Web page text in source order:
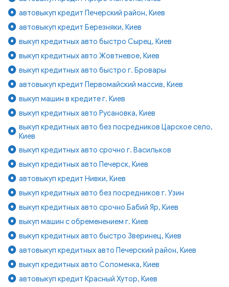
автовыкуп кредит Печерский район, Киев
автовыкуп кредит Березняки, Киев
выкуп кредитных авто быстро Сырец, Киев
выкуп кредитных авто Жовтневое, Киев
выкуп кредитных авто быстро г. Бровары
автовыкуп кредит Первомайский массив, Киев
выкуп машин в кредите г. Киев
выкуп кредитных авто Русановка, Киев
выкуп кредитных авто без посредников Царское село,
Киев
выкуп кредитных авто срочно г. Васильков
выкуп кредитных авто Печерск, Киев
автовыкуп кредит Нивки, Киев
выкуп кредитных авто без посредников г. Узин
выкуп кредитных авто срочно Бабий Яр, Киев
выкуп машин с обременением г. Киев
выкуп кредитных авто быстро Зверинец, Киев
автовыкуп кредитных авто Печерский район, Киев
выкуп кредитных авто Соломенка, Киев
автовыкуп кредит Красный Хутор, Киев